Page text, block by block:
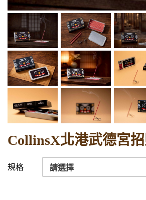
CollinsX北港武德宮
規格